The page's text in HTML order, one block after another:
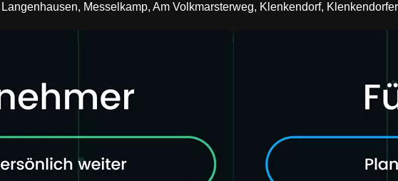
Messelkamp, Am Volkmarsterweg, Klenkendorf,